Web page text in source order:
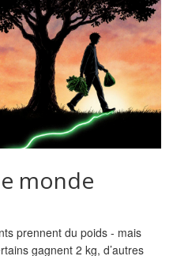
monde
prennent du poids - mais
gagnent 2 kg, d’autres